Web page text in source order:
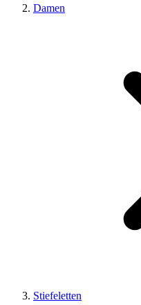
Damen
Stiefeletten